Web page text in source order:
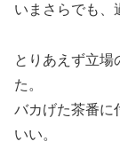
いまさらでも、
とりあえず立場
た。
バカげた茶番に
いい。